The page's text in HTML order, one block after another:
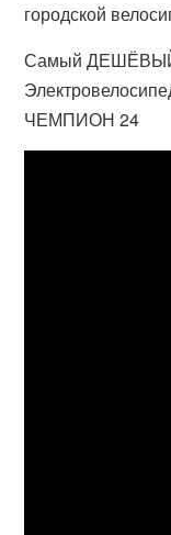
городской
Самый
ЧЕМПИОН 24